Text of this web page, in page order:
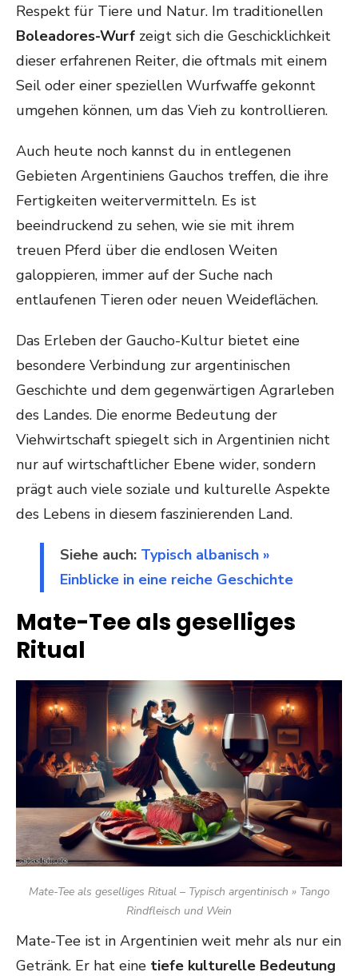
Respekt für Tiere und Natur. Im traditionellen
Boleadores-Wurf zeigt sich die Geschicklichkeit
dieser erfahrenen Reiter, die oftmals mit einem
Seil oder einer speziellen Wurfwaffe gekonnt
umgehen können, um das Vieh zu kontrollieren.
Auch heute noch kannst du in entlegenen
Gebieten Argentiniens Gauchos treffen, die ihre
Fertigkeiten weitervermitteln. Es ist
beeindruckend zu sehen, wie sie mit ihrem
treuen Pferd über die endlosen Weiten
galoppieren, immer auf der Suche nach
entlaufenen Tieren oder neuen Weideflächen.
Das Erleben der Gaucho-Kultur bietet eine
besondere Verbindung zur argentinischen
Geschichte und dem gegenwärtigen Agrarleben
des Landes. Die enorme Bedeutung der
Viehwirtschaft spiegelt sich in Argentinien nicht
nur auf wirtschaftlicher Ebene wider, sondern
prägt auch viele soziale und kulturelle Aspekte
des Lebens in diesem faszinierenden Land.
Siehe auch: Typisch albanisch »
Einblicke in eine reiche Geschichte
Mate-Tee als geselliges
Ritual
Mate-Tee als geselliges Ritual – Typisch argentinisch » Tango
Rindfleisch und Wein
Mate-Tee ist in Argentinien weit mehr als nur ein
Getränk. Er hat eine tiefe kulturelle Bedeutung